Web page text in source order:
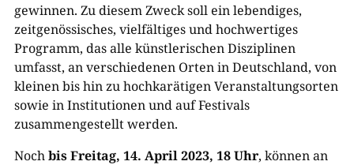
gewinnen. Zu diesem Zweck soll ein lebendiges,
zeitgenössisches, vielfältiges und hochwertiges
Programm, das alle künstlerischen Disziplinen
umfasst, an verschiedenen Orten in Deutschland, von
kleinen bis hin zu hochkarätigen Veranstaltungsorten
sowie in Institutionen und auf Festivals
zusammengestellt werden.
Nochbis Freitag, 14. April 2023, 18 Uhr, können an